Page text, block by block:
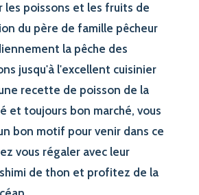
les poissons et les fruits de
du père de famille pêcheur
la pêche des
jusqu'à l'excellent cuisinier
recette de poisson de la
et toujours bon marché, vous
bon motif pour venir dans ce
vous régaler avec leur
de thon et profitez de la